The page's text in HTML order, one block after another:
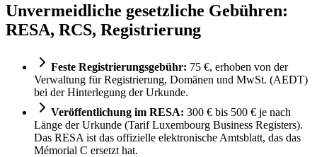
Unvermeidliche gesetzliche Gebühren:
RESA, RCS, Registrierung
Feste Registrierungsgebühr: 75 €, erhoben von der
Verwaltung für Registrierung, Domänen und MwSt. (AEDT)
bei der Hinterlegung der Urkunde.
Veröffentlichung im RESA: 300 € bis 500 € je nach
Länge der Urkunde (Tarif Luxembourg Business Registers).
Das RESA ist das offizielle elektronische Amtsblatt, das das
Mémorial C ersetzt hat.